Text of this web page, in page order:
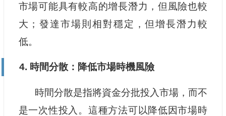
市場可能具有較高的增長潛力，但風險也較
大；發達市場則相對穩定，但增長潛力較
低。
4. 時間分散：降低市場時機風險
時間分散是指將資金分批投入市場，而不
是一次性投入。這種方法可以降低因市場時